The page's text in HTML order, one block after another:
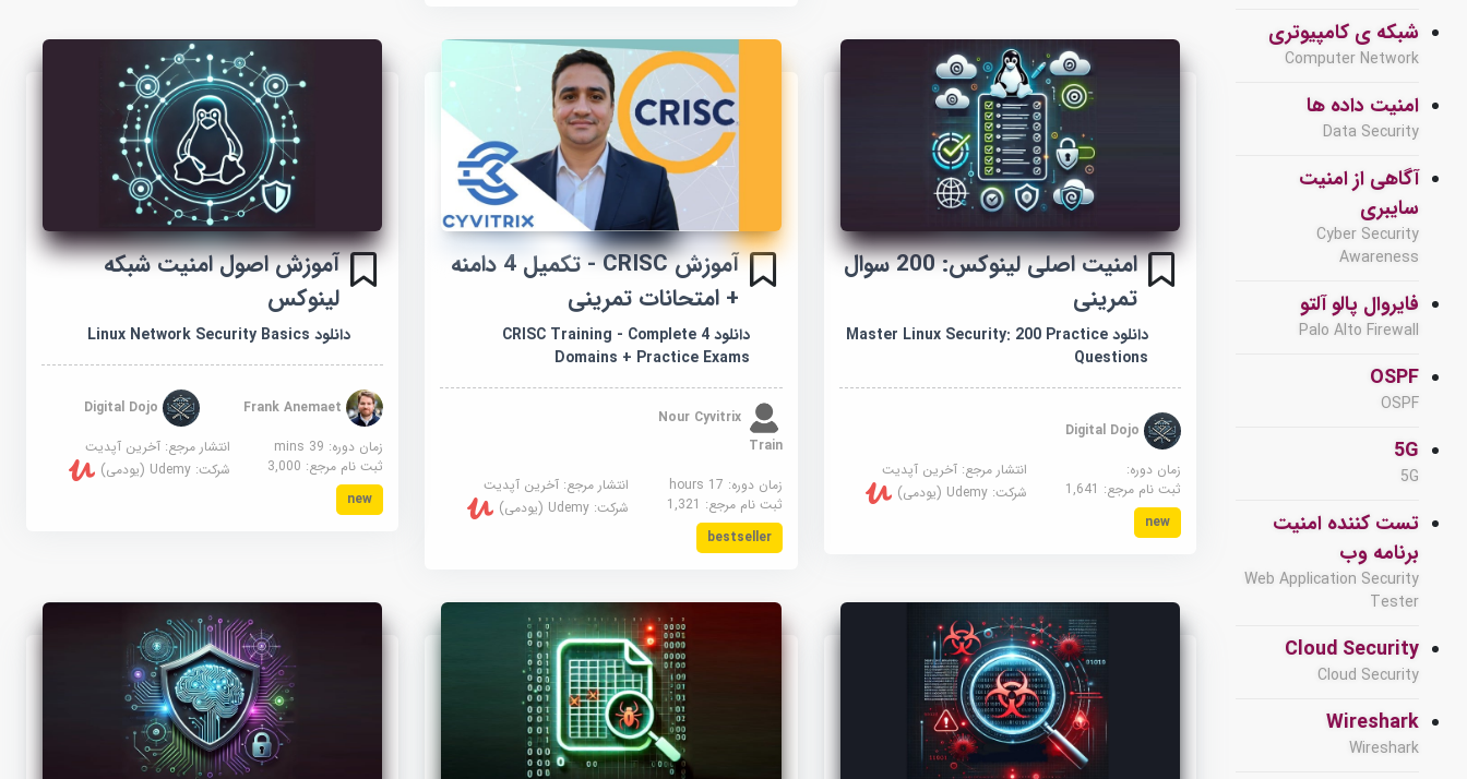
شبکه ی کامپیوتری
Computer Network
امنیت داده ها
Data Security
آگاهی از امنیت
سایبری
Cyber Security
Awareness
فایروال پالو آلتو
Palo Alto Firewall
OSPF
OSPF
5G
5G
تست کننده امنیت
برنامه وب
Web Application Security
Tester
Cloud Security
Cloud Security
Wireshark
Wireshark
امنیت اصلی لینوکس: 200 سوال
تمرینی
دانلود Master Linux Security: 200 Practice
Questions
زمان دوره:
انتشار مرجع: آخرین آپدیت
ثبت نام مرجع: 1,641 شرکت: Udemy (یودمی)
new
آموزش CRISC - تکمیل 4 دامنه
+ امتحانات تمرینی
دانلود CRISC Training - Complete 4
Domains + Practice Exams
Nour Cyvitrix
Train
زمان دوره: 17 hours
انتشار مرجع: آخرین آپدیت
ثبت نام مرجع: 1,321 شرکت: Udemy (یودمی)
bestseller
آموزش اصول امنیت شبکه
لینوکس
دانلود Linux Network Security Basics
Frank Anemaet
زمان دوره: 39 mins
انتشار مرجع:آخرین آپدیت
ثبت نام مرجع: 3,000 شرکت:Udemy (یودمی)
new